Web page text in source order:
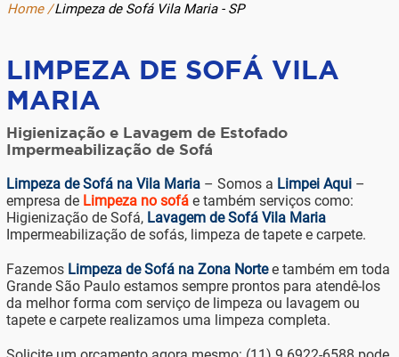
Home /Limpeza de Sofá Vila Maria - SP
LIMPEZA DE SOFÁ VILA
MARIA
Higienização e Lavagem de Estofado
Impermeabilização de Sofá
Limpeza de Sofá na Vila Maria– Somos a Limpei Aqui –
empresa de Limpeza no sofáe também serviços como:
Higienização de Sofá, Lavagem de Sofá Vila Maria
Impermeabilização de sofás, limpeza de tapete e carpete.
Fazemos Limpeza de Sofá na Zona Nortee também em toda
Grande São Paulo estamos sempre prontos para atendê-los
da melhor forma com serviço de limpeza ou lavagem ou
tapete e carpete realizamos uma limpeza completa.